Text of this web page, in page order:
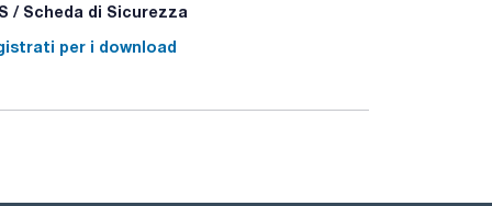
/ Scheda di Sicurezza
per i download